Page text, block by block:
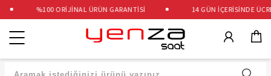
%100 ORİJİNAL ÜRÜN GARANTİSİ 14 GÜN İÇERİSİNDE
Kategoriler